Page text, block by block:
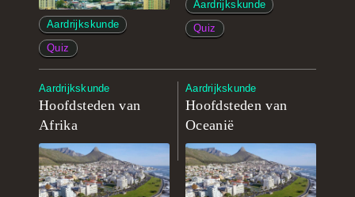
Aardrijkskunde
Quiz
Aardrijkskunde
Quiz
Aardrijkskunde
Hoofdsteden van
Afrika
Aardrijkskunde
Hoofdsteden van
Oceanië